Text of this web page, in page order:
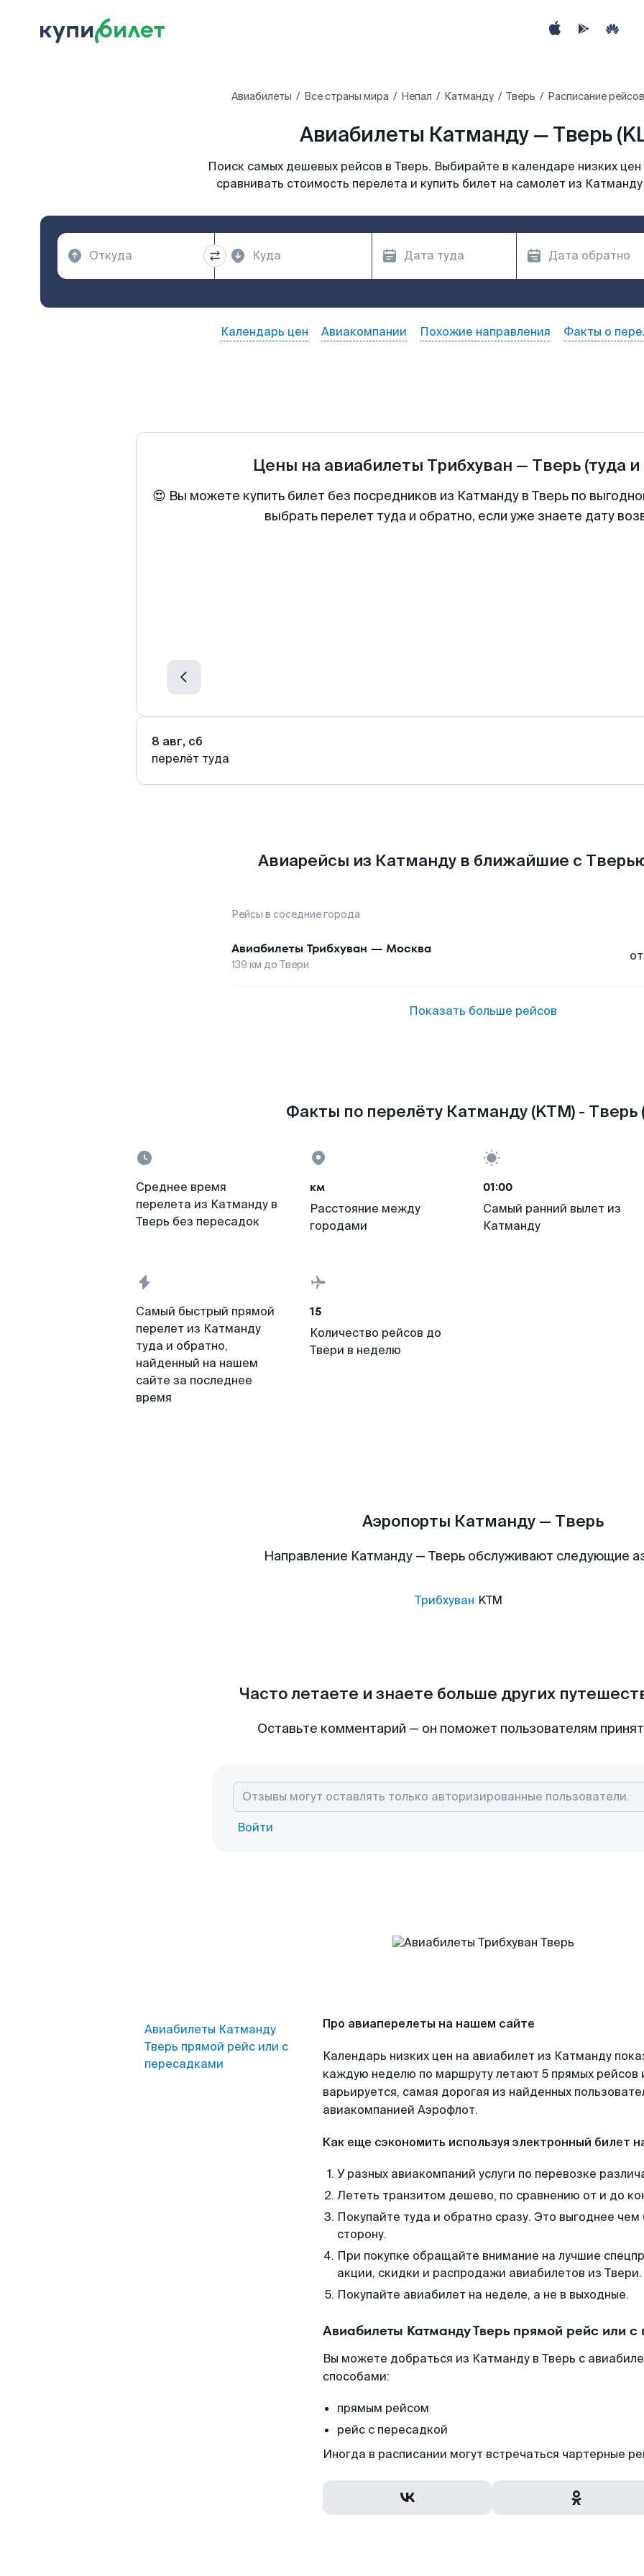
Авиабилеты Все страны мира Непал Катманду Тверь Расписание
Авиабилеты Катманду — Тверь
Поиск самых дешевых рейсов в Тверь. Выбирайте в календаре низких
сравнивать стоимость перелета и купить билет на самолет из
Календарь цен Авиакомпании Похожие направления Факты о
Цены на авиабилеты Трибхуван — Тверь (туда
😍 Вы можете купить билет без посредников из Катманду в Тверь по
выбрать перелет туда и обратно, если уже знаете дату
8 авг, сб
перелёт туда
Авиарейсы из Катманду в ближайшие с
Рейсы в соседние города
Авиабилеты Трибхуван — Москва
139 км до Твери
от
Показать больше рейсов
Факты по перелёту Катманду (KTM) - Тверь
Среднее время
перелета из Катманду в
Тверь без пересадок
км
Расстояние между
городами
01:00
Самый ранний вылет из
Катманду
Самый быстрый прямой
перелет из Катманду
туда и обратно,
найденный на нашем
сайте за последнее
время
15
Количество рейсов до
Твери в неделю
Аэропорты Катманду — Тверь
Направление Катманду — Тверь обслуживают следующие
Трибхуван KTM
Часто летаете и знаете больше других
Оставьте комментарий — он поможет пользователям
Войти
Авиабилеты Катманду
Тверь прямой рейс или с
пересадками
Про авиаперелеты на нашем сайте
Календарь низких цен на авиабилет из Катманду
каждую неделю по маршруту летают 5 прямых рейсов
варьируется, самая дорогая из найденных
авиакомпанией Аэрофлот.
Как еще сэкономить используя электронный билет
У разных авиакомпаний услуги по перевозке
Лететь транзитом дешево, по сравнению от и до
Покупайте туда и обратно сразу. Это выгоднее
сторону.
При покупке обращайте внимание на лучшие
акции, скидки и распродажи авиабилетов из Твери.
Покупайте авиабилет на неделе, а не в выходные.
Авиабилеты Катманду Тверь прямой рейс или
Вы можете добраться из Катманду в Тверь с
способами:
прямым рейсом
рейс с пересадкой
Иногда в расписании могут встречаться чартерные